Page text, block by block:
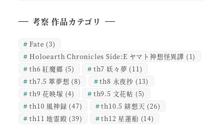
考察 作品カテゴリ
Fate (3)
Holoearth Chronicles Side:E ヤマト神想怪異譚 (1)
th6 紅魔郷 (5) th7 妖々夢 (11)
th7.5 萃夢想 (8) th8 永夜抄 (13)
th9 花映塚 (4) th9.5 文花帖 (5)
th10 風神録 (47) th10.5 緋想天 (26)
th11 地霊殿 (39) th12 星蓮船 (14)